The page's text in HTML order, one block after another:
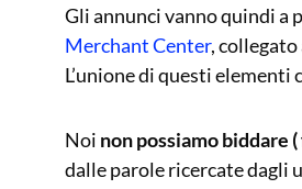
Gli annunci vanno quindi a
Merchant Center, collegato
L’unione di questi elementi
Noi non possiamo biddare
dalle parole ricercate dagli